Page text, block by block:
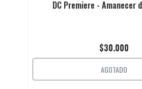
DC Premiere - Amanecer
$30.000
AGOTADO